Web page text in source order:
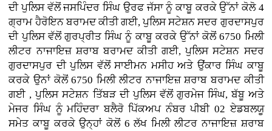
ਦੀ ਪੁਲਿਸ ਵੱਲੋਂ ਜਸਪਿੰਦਰ ਸਿੰਘ ਉਰਫ ਜੱਸਾ ਨੂੰ ਕਾਬੂ ਕਰਕੇ ਉੱਨਾਂ ਕੋਲੋ 4
ਗ੍ਰਾਮ ਹੈਰੋਇਨ ਬਰਾਮਦ ਕੀਤੀ ਗਈ, ਪੁਲਿਸ ਸਟੇਸ਼ਨ ਸਦਰ ਗੁਰਦਾਸਪੁਰ
ਦੀ ਪੁਲਿਸ ਵੱਲੋਂ ਗੁਰਪ੍ਰੀਤ ਸਿੰਘ ਨੂੰ ਕਾਬੂ ਕਰਕੇ ਉੱਨਾਂ ਕੋਲੋਂ 6750 ਮਿਲੀ
ਲੀਟਰ ਨਾਜਾਇਜ਼ ਸ਼ਰਾਬ ਬਰਾਮਦ ਕੀਤੀ ਗਈ, ਪੁਲਿਸ ਸਟੇਸ਼ਨ ਸਦਰ
ਗੁਰਦਾਸਪੁਰ ਦੀ ਪੁਲਿਸ ਵੱਲੋਂ ਸਾਈਮਨ ਮਸੀਹ ਅਤੇ ਉਂਕਾਰ ਸਿੰਘ ਕਾਬੂ
ਕਰਕੇ ਉਨਾਂ ਕੋਲੋਂ 6750 ਮਿਲੀ ਲੀਟਰ ਨਾਜਾਇਜ਼ ਸ਼ਰਾਬ ਬਰਾਮਦ ਕੀਤੀ
ਗਈ , ਪੁਲਿਸ ਸਟੇਸ਼ਨ ਤਿੱਬੜ ਦੀ ਪੁਲਿਸ ਵੱਲੋਂ ਗੁਰਮੇਜ ਸਿੰਘ, ਬੱਬੂ ਅਤੇ
ਮੇਜਰ ਸਿੰਘ ਨੂੰ ਮਹਿੰਦਰਾ ਬਲੈਰੋ ਪਿੱਕਅਪ ਨੰਬਰ ਪੀਬੀ 02 ਏਡਬਲਯੂ
ਸਮੇਤ ਕਾਬੂ ਕਰਕੇ ਉਨ੍ਹਾਂ ਕੋਲੋਂ 6 ਲੱਖ ਮਿਲੀ ਲੀਟਰ ਨਾਜਾਇਜ਼ ਸ਼ਰਾਬ